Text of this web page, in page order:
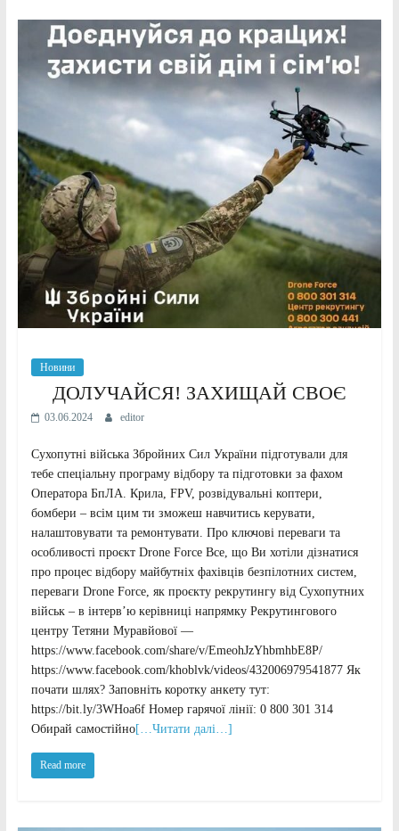
Новини
ДОЛУЧАЙСЯ! ЗАХИЩАЙ СВОЄ
03.06.2024 editor
Сухопутні війська Збройних Сил України підготували для
тебе спеціальну програму відбору та підготовки за фахом
Оператора БпЛА. Крила, FPV, розвідувальні коптери,
бомбери – всім цим ти зможеш навчитись керувати,
налаштовувати та ремонтувати. Про ключові переваги та
особливості проєкт Drone Force Все, що Ви хотіли дізнатися
про процес відбору майбутніх фахівців безпілотних систем,
переваги Drone Force, як проєкту рекрутингу від Сухопутних
військ – в інтерв’ю керівниці напрямку Рекрутингового
центру Тетяни Муравйової —
https://www.facebook.com/share/v/EmeohJzYhbmhbE8P/
https://www.facebook.com/khoblvk/videos/432006979541877 Як
почати шлях? Заповніть коротку анкету тут:
https://bit.ly/3WHoa6f Номер гарячої лінії: 0 800 301 314
Обирай самостійно[…Читати далі…]
Read more